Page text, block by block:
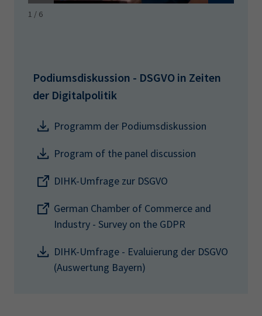
1 / 6
Podiumsdiskussion - DSGVO in Zeiten
der Digitalpolitik
Programm der Podiumsdiskussion
Program of the panel discussion
DIHK-Umfrage zur DSGVO
German Chamber of Commerce and
Industry - Survey on the GDPR
DIHK-Umfrage - Evaluierung der DSGVO
(Auswertung Bayern)